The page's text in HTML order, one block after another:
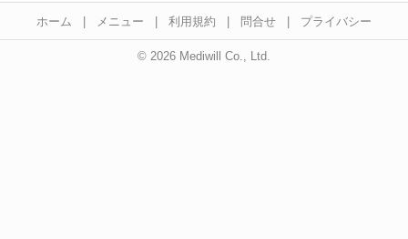
ホーム | メニュー | 利用規約 | 問合せ | プライバシー
© 2026 Mediwill Co., Ltd.